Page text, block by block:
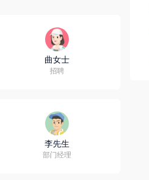
情况，同时注意自身资
曲女士
招聘
李先生
部门经理